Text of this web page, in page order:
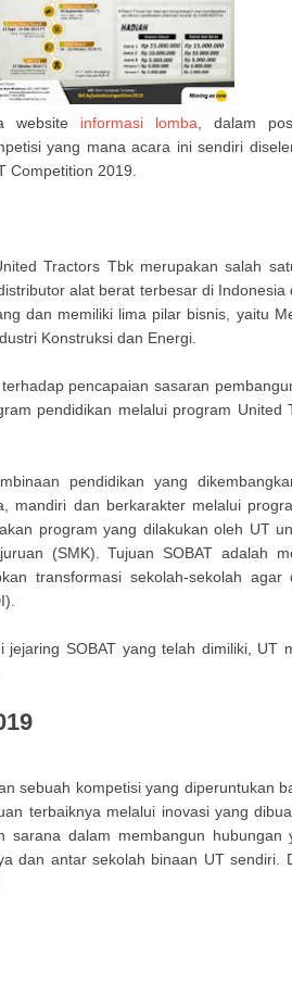
website informasi lomba , dalam
yang mana acara ini sendiri
Competition 2019.
Tractors Tbk merupakan salah
alat berat terbesar di
dan memiliki lima pilar bisnis, yaitu
Konstruksi dan Energi.
pencapaian sasaran
pendidikan melalui program United
pendidikan yang
mandiri dan berkarakter melalui
program yang dilakukan oleh UT
(SMK). Tujuan SOBAT adalah
transformasi sekolah-sekolah agar
SOBAT yang telah dimiliki, UT
sebuah kompetisi yang diperuntukan
terbaiknya melalui inovasi yang
sarana dalam membangun hubungan
dan antar sekolah binaan UT sendiri.